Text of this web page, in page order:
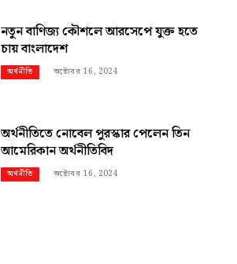
নতুন বাণিজ্য কৌশলে আরসেপে যুক্ত হতে
চায় বাংলাদেশ
অর্থনীতি অক্টোবর 16, 2024
অর্থনীতিতে নোবেল পুরস্কার পেলেন তিন
আমেরিকান অর্থনীতিবিদ
অর্থনীতি অক্টোবর 16, 2024